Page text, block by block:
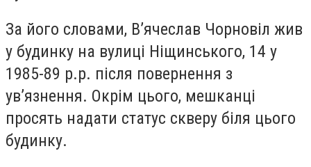
За його словами, В’ячеслав Чорновіл жив
у будинку на вулиці Ніщинського, 14 у
1985-89 р.р. після повернення з
ув’язнення. Окрім цього, мешканці
просять надати статус скверу біля цього
будинку.